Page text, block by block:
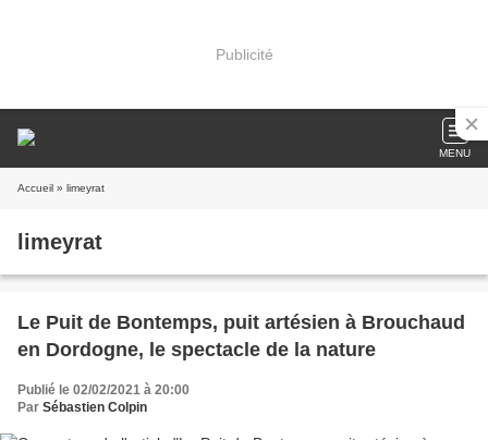
Publicité
MENU
Accueil » limeyrat
limeyrat
Le Puit de Bontemps, puit artésien à Brouchaud
en Dordogne, le spectacle de la nature
Publié le 02/02/2021 à 20:00
Par Sébastien Colpin